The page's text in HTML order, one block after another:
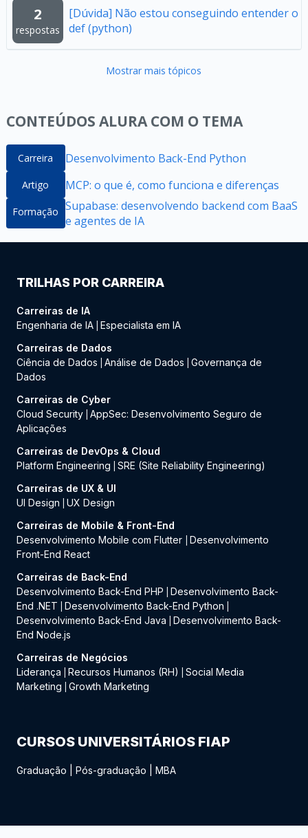
2
respostas
[Dúvida] Não estou conseguindo entender o
def (python)
Mostrar mais tópicos
CONTEÚDOS ALURA COM O TEMA
Carreira Desenvolvimento Back-End Python
Artigo MCP: o que é, como funciona e diferenças
Formação Supabase: desenvolvendo backend com BaaS
e agentes de IA
TRILHAS POR CARREIRA
Carreiras de IA
Engenharia de IA Especialista em IA
Carreiras de Dados
Ciência de Dados
Análise de Dados
Governança de
Dados
Carreiras de Cyber
Cloud Security AppSec: Desenvolvimento Seguro de
Aplicações
Carreiras de DevOps & Cloud
Platform Engineering
SRE (Site Reliability Engineering)
Carreiras de UX & UI
UI Design
UX Design
Carreiras de Mobile & Front-End
Desenvolvimento Mobile com Flutter
Desenvolvimento
Front-End React
Carreiras de Back-End
Desenvolvimento Back-End PHP
Desenvolvimento Back-
End .NET
Desenvolvimento Back-End Python
Desenvolvimento Back-End Java
Desenvolvimento Back-
End Node.js
Carreiras de Negócios
Liderança
Recursos Humanos (RH)
Social Media
Marketing
Growth Marketing
CURSOS UNIVERSITÁRIOS FIAP
Graduação Pós-graduação MBA